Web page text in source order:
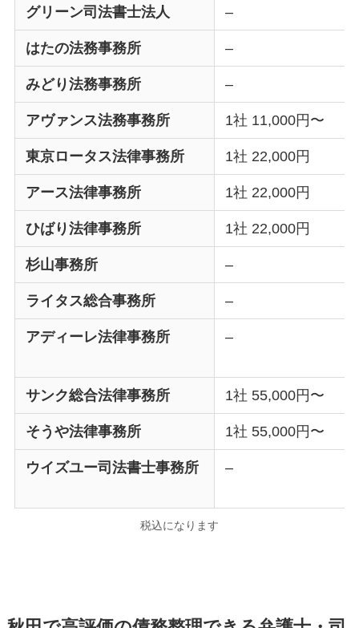
グリーン司法書士法人 –
はたの法務事務所 –
みどり法務事務所 –
アヴァンス法務事務所 1社 11,000円〜
東京ロータス法律事務所 1社 22,000円
アース法律事務所 1社 22,000円
ひばり法律事務所 1社 22,000円
杉山事務所 –
ライタス総合事務所 –
アディーレ法律事務所 –
サンク総合法律事務所 1社 55,000円〜
そうや法律事務所 1社 55,000円〜
ウイズユー司法書士事務所 –
税込になります